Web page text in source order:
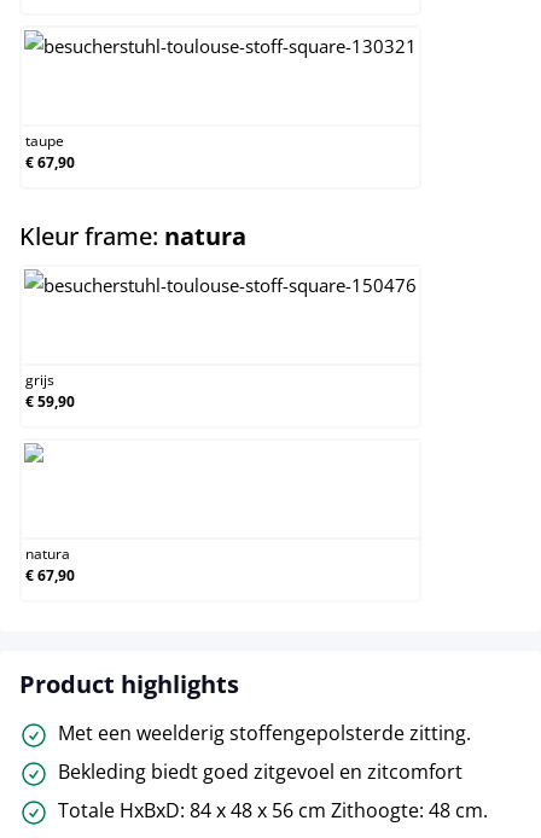
taupe
€ 67,90
Kleur frame: natura
grijs
€ 59,90
natura
€ 67,90
Product highlights
Met een weelderig stoffengepolsterde zitting.
Bekleding biedt goed zitgevoel en zitcomfort
Totale HxBxD: 84 x 48 x 56 cm Zithoogte: 48 cm.